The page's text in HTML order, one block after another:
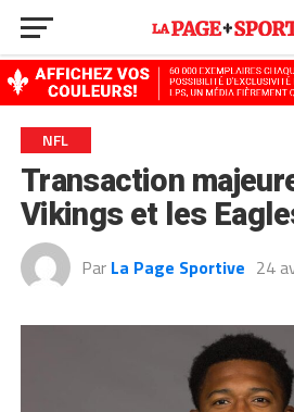
NFL
Transaction
Vikings et les
Par La Page Sportive 24
Go to mobile